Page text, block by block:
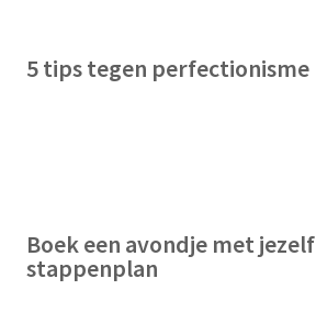
5 tips tegen perfectionisme
Boek een avondje met jezelf
stappenplan